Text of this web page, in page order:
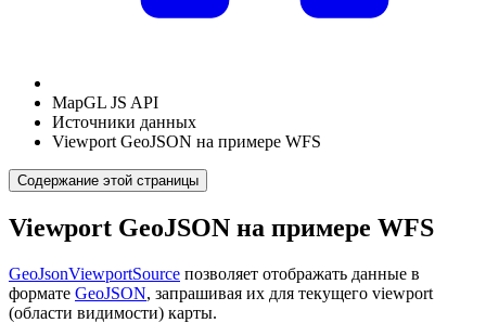
MapGL JS API
Источники данных
Viewport GeoJSON на примере WFS
Содержание этой страницы
Viewport GeoJSON на примере WFS
GeoJsonViewportSource позволяет отображать данные в
формате GeoJSON, запрашивая их для текущего viewport
(области видимости) карты.